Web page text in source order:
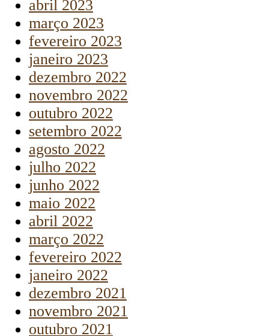
abril 2023
março 2023
fevereiro 2023
janeiro 2023
dezembro 2022
novembro 2022
outubro 2022
setembro 2022
agosto 2022
julho 2022
junho 2022
maio 2022
abril 2022
março 2022
fevereiro 2022
janeiro 2022
dezembro 2021
novembro 2021
outubro 2021